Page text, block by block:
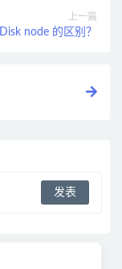
上一篇
node 的区别？